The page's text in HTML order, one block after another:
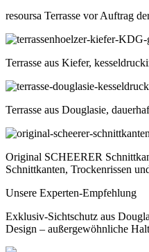
resoursa Terrasse vor Auftrag
Terrasse aus Kiefer,
Terrasse aus Douglasie,
Original SCHEERER
Schnittkanten, Trockenrissen
Unsere Experten-Empfehlung
Exklusiv-Sichtschutz aus
Design – außergewöhnliche